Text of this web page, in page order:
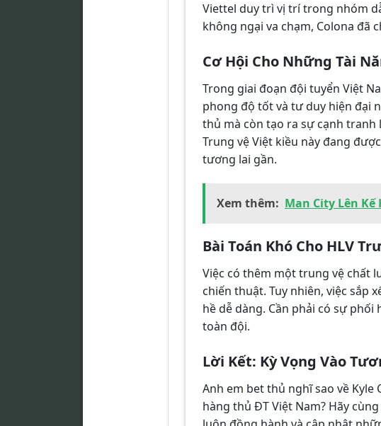
Viettel duy trì vị trí trong nhóm
không ngại va chạm, Colona đã
Cơ Hội Cho Những Tài
Trong giai đoạn đội tuyển Việt
phong độ tốt và tư duy hiện đại
thủ mà còn tạo ra sự cạnh tranh
Trung vệ Việt kiều này đang
tương lai gần.
Xem thêm: Man City Lên
Bài Toán Khó Cho HLV
Việc có thêm một trung vệ chất
chiến thuật. Tuy nhiên, việc sắp
hề dễ dàng. Cần phải có sự
toàn đội.
Lời Kết: Kỳ Vọng Vào
Anh em bet thủ nghĩ sao về Kyle
hàng thủ ĐT Việt Nam? Hãy